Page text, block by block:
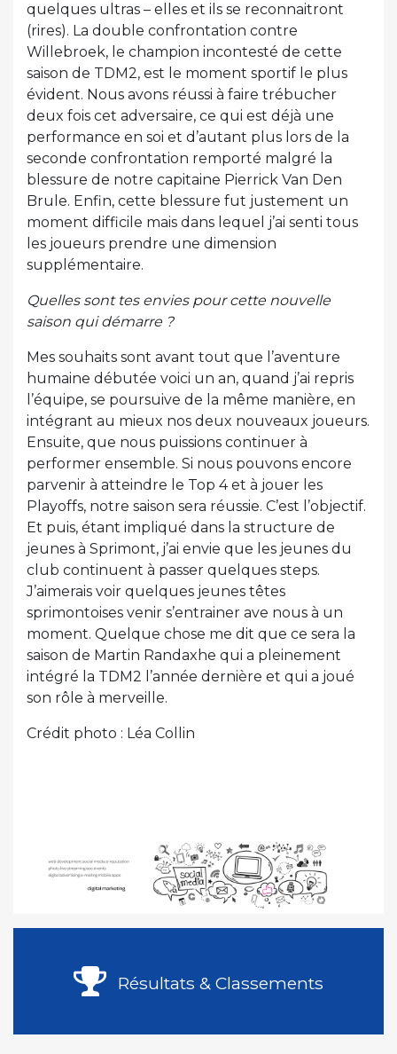
quelques ultras – elles et ils se reconnaitront
(rires). La double confrontation contre
Willebroek, le champion incontesté de cette
saison de TDM2, est le moment sportif le plus
évident. Nous avons réussi à faire trébucher
deux fois cet adversaire, ce qui est déjà une
performance en soi et d’autant plus lors de la
seconde confrontation remporté malgré la
blessure de notre capitaine Pierrick Van Den
Brule. Enfin, cette blessure fut justement un
moment difficile mais dans lequel j’ai senti tous
les joueurs prendre une dimension
supplémentaire.
Quelles sont tes envies pour cette nouvelle
saison qui démarre ?
Mes souhaits sont avant tout que l’aventure
humaine débutée voici un an, quand j’ai repris
l’équipe, se poursuive de la même manière, en
intégrant au mieux nos deux nouveaux joueurs.
Ensuite, que nous puissions continuer à
performer ensemble. Si nous pouvons encore
parvenir à atteindre le Top 4 et à jouer les
Playoffs, notre saison sera réussie. C’est l’objectif.
Et puis, étant impliqué dans la structure de
jeunes à Sprimont, j’ai envie que les jeunes du
club continuent à passer quelques steps.
J’aimerais voir quelques jeunes têtes
sprimontoises venir s’entrainer ave nous à un
moment. Quelque chose me dit que ce sera la
saison de Martin Randaxhe qui a pleinement
intégré la TDM2 l’année dernière et qui a joué
son rôle à merveille.
Crédit photo : Léa Collin
Résultats & Classements